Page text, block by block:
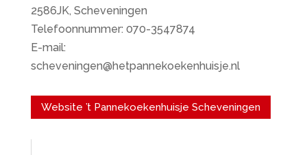
2586JK, Scheveningen
Telefoonnummer: 070-3547874
E-mail:
scheveningen@hetpannekoekenhuisje.nl
Website ’t Pannekoekenhuisje Scheveningen